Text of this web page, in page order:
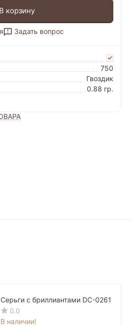
В корзину
Задать вопрос
750
Гвоздик
0.88 гр.
Серьги с бриллиантами DC-0261
0.0
В наличии!